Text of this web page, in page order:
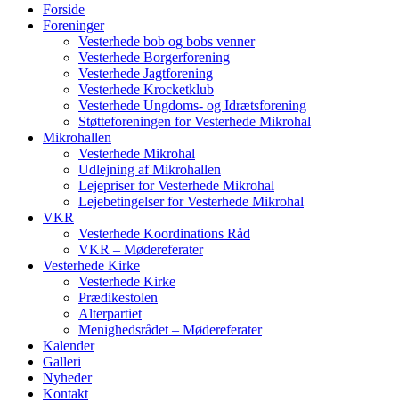
Forside
Foreninger
Vesterhede bob og bobs venner
Vesterhede Borgerforening
Vesterhede Jagtforening
Vesterhede Krocketklub
Vesterhede Ungdoms- og Idrætsforening
Støtteforeningen for Vesterhede Mikrohal
Mikrohallen
Vesterhede Mikrohal
Udlejning af Mikrohallen
Lejepriser for Vesterhede Mikrohal
Lejebetingelser for Vesterhede Mikrohal
VKR
Vesterhede Koordinations Råd
VKR – Mødereferater
Vesterhede Kirke
Vesterhede Kirke
Prædikestolen
Alterpartiet
Menighedsrådet – Mødereferater
Kalender
Galleri
Nyheder
Kontakt